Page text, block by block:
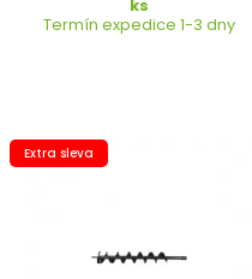
ks
Termín expedice 1-3 dny
Extra sleva